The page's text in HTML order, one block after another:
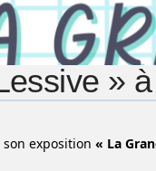
»
son exposition « La